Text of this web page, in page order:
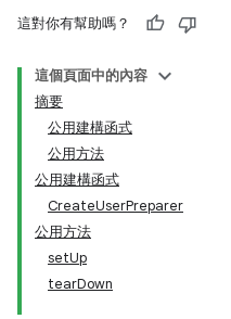
這對你有幫助嗎？
這個頁面中的內容
摘要
公用建構函式
公用方法
公用建構函式
CreateUserPreparer
公用方法
setUp
tearDown